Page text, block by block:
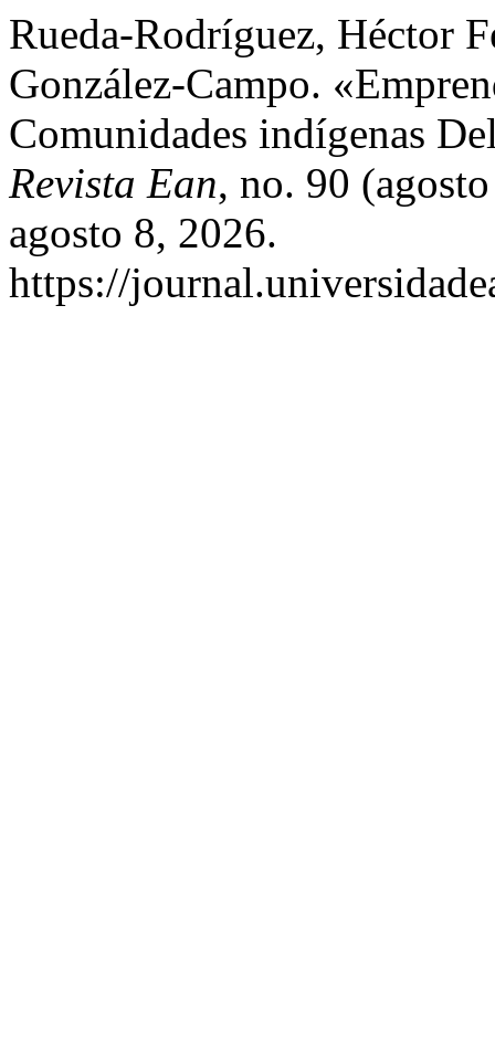
Rueda-Rodríguez, Héctor
González-Campo.
Comunidades indígenas
Revista Ean, no. 90
agosto 8, 2026.
https://